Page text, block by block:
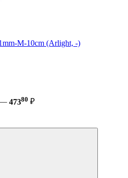
M-10cm (Arlight, -)
— 47380 ₽